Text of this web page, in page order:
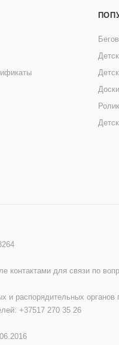
контактами для связи по
распорядительных органов
+37517 270 35 26